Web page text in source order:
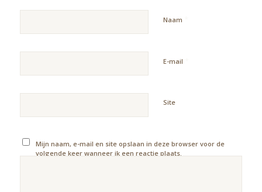
Naam
E-mail
Site
Mijn naam, e-mail en site opslaan in deze browser voor de
volgende keer wanneer ik een reactie plaats.